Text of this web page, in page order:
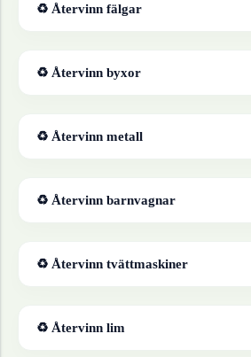
♻ Återvinn fälgar
♻ Återvinn byxor
♻ Återvinn metall
♻ Återvinn barnvagnar
♻ Återvinn tvättmaskiner
♻ Återvinn lim